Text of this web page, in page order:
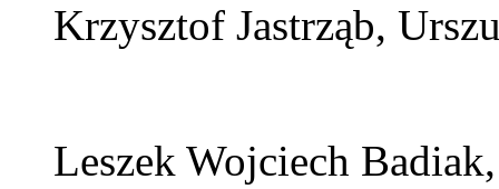
Krzysztof Jastrząb,
Leszek Wojciech